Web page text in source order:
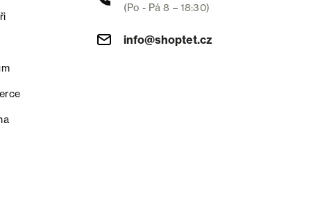
(Po - Pá 8 – 18:30)
info@shoptet.cz